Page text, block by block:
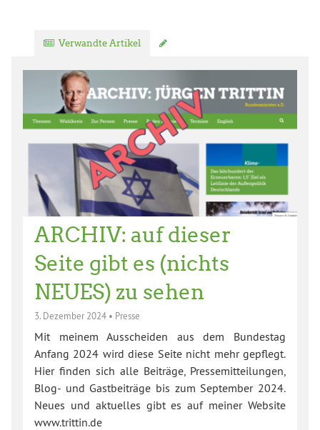
Verwandte Artikel
ARCHIV: auf dieser
Seite gibt es (nichts
NEUES) zu sehen
3. Dezember 2024 • Presse
Mit meinem Ausscheiden aus dem Bundestag
Anfang 2024 wird diese Seite nicht mehr gepflegt.
Hier finden sich alle Beiträge, Pressemitteilungen,
Blog- und Gastbeiträge bis zum September 2024.
Neues und aktuelles gibt es auf meiner Website
www.trittin.de